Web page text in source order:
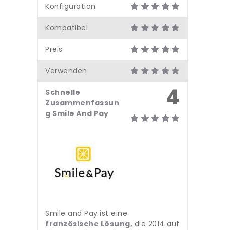
Konfiguration
Kompatibel
Preis
Verwenden
4
Schnelle
Zusammenfassun
g Smile And Pay
Smile and Pay ist eine
französische Lösung, die 2014 auf